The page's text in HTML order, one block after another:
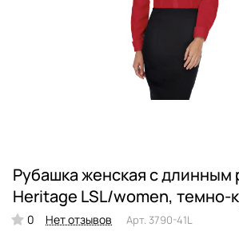
Рубашка женская с длинным
Heritage LSL/women, темно-
0 Нет отзывов Арт. 3790-41L